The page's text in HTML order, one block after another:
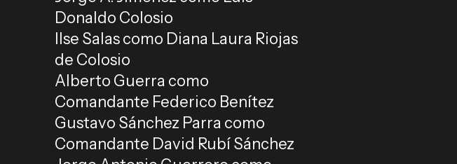
Donaldo Colosio
Ilse Salas como Diana Laura Riojas
de Colosio
Alberto Guerra como
Comandante Federico Benítez
Gustavo Sánchez Parra como
Comandante David Rubí Sánchez